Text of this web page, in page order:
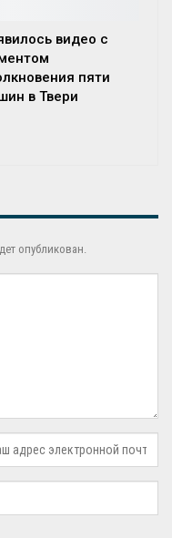
видео с
пяти
в Твери
опубликован.